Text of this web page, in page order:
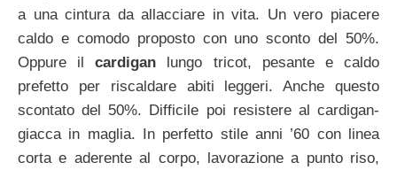
a una cintura da allacciare in vita. Un vero piacere
caldo e comodo proposto con uno sconto del 50%.
Oppure ilcardigan lungo tricot, pesante e caldo
prefetto per riscaldare abiti leggeri. Anche questo
scontato del 50%. Difficile poi resistere al cardigan-
giacca in maglia. In perfetto stile anni ’60 con linea
corta e aderente al corpo, lavorazione a punto riso,